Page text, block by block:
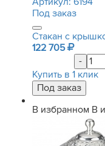
Под заказ
Стакан с
122 705
-
Купить в 1 клик
В избранном В